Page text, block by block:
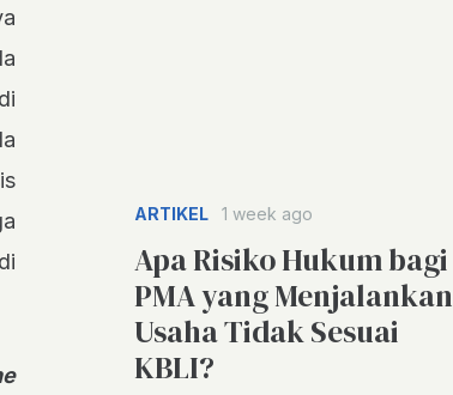
ARTIKEL 1 week ago
Apa Risiko Hukum bagi
PMA yang Menjalankan
Usaha Tidak Sesuai
KBLI?